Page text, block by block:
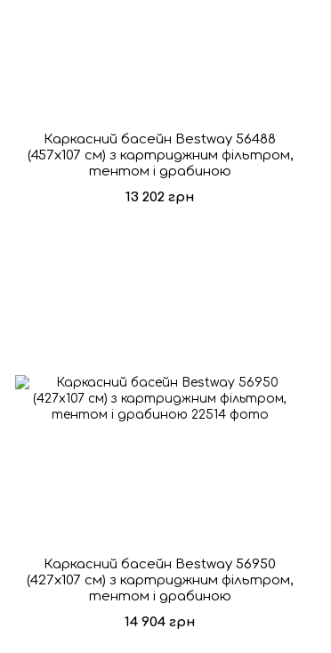
Каркасний басейн Bestway 56488
(457х107 см) з картриджним фільтром,
тентом і драбиною
13 202 грн
Каркасний басейн Bestway 56950
(427х107 см) з картриджним фільтром,
тентом і драбиною
14 904 грн